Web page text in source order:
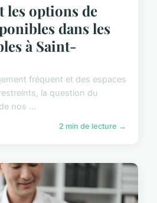
les options de
dans les
à Saint-
fréquent et des espaces
la question du
nos ...
2 min de lecture →